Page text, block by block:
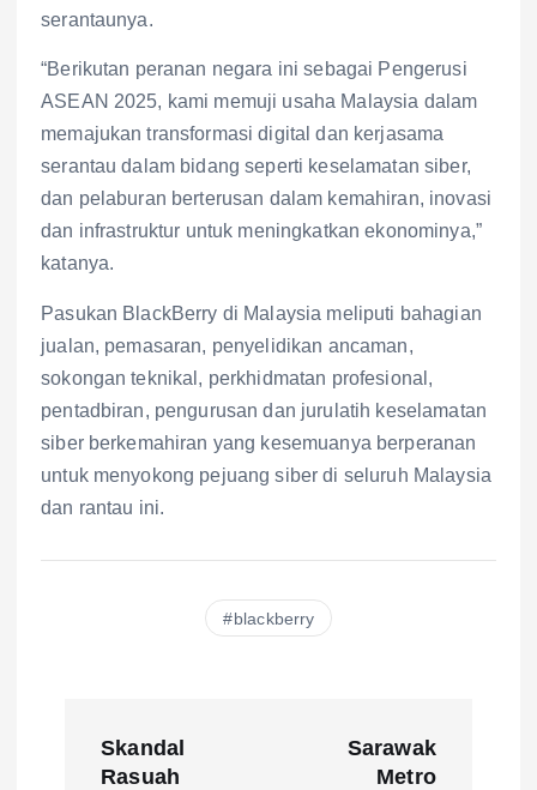
serantaunya.
“Berikutan peranan negara ini sebagai Pengerusi
ASEAN 2025, kami memuji usaha Malaysia dalam
memajukan transformasi digital dan kerjasama
serantau dalam bidang seperti keselamatan siber,
dan pelaburan berterusan dalam kemahiran, inovasi
dan infrastruktur untuk meningkatkan ekonominya,”
katanya.
Pasukan BlackBerry di Malaysia meliputi bahagian
jualan, pemasaran, penyelidikan ancaman,
sokongan teknikal, perkhidmatan profesional,
pentadbiran, pengurusan dan jurulatih keselamatan
siber berkemahiran yang kesemuanya berperanan
untuk menyokong pejuang siber di seluruh Malaysia
dan rantau ini.
blackberry
Skandal
Rasuah
Sarawak
Metro